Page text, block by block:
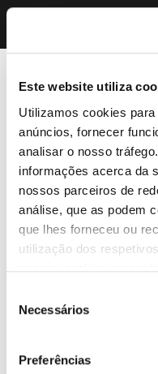
Este website utiliza
Utilizamos cookies
anúncios, fornecer
analisar o nosso
informações acerca da
nossos parceiros de
análise, que as podem
que lhes forneceu ou
utilização dos
Necessários
Preferências